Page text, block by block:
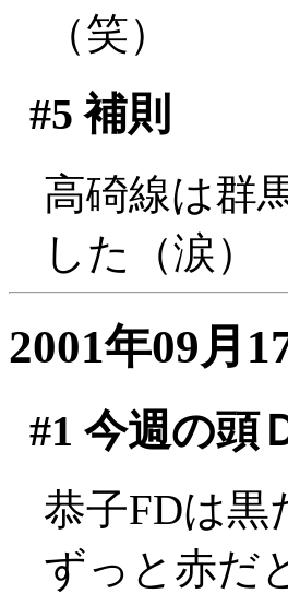
（笑）
#5 補則
高碕線は群
した（涙）
2001年09月
#1 今週の頭
恭子FDは黒
ずっと赤だ